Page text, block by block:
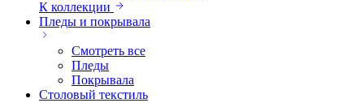
К коллекции
Пледы и покрывала
Смотреть все
Пледы
Покрывала
Столовый текстиль